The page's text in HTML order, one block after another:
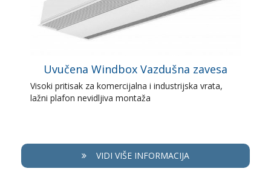
Uvučena Windbox Vazdušna zavesa
Visoki pritisak za komercijalna i industrijska vrata,
lažni plafon nevidljiva montaža
VIDI VIŠE INFORMACIJA